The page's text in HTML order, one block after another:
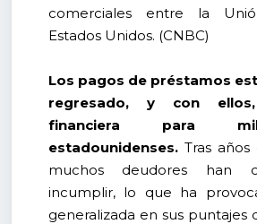
comerciales entre la
Estados Unidos. (CNBC)
Los pagos de préstamos
regresado, y con
financiera para
estadounidenses.Tras años
muchos deudores han
incumplir, lo que ha
generalizada en sus puntajes